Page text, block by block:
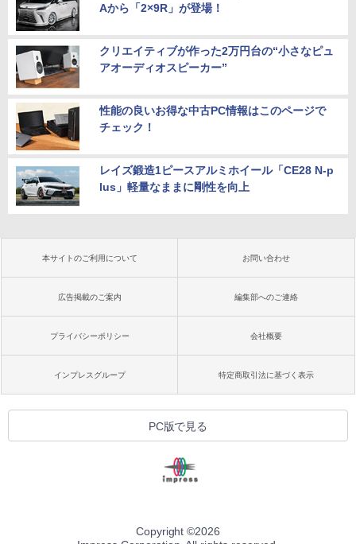
Aから「2×9R」が登場！
クリエイティブが作った2万円台の“小さなピュ
アオーディオスピーカー”
性能の良いお得な中古PC情報はこのページで
チェック！
レイズ鍛造1ピースアルミホイール「CE28 N-p
lus」軽量なままに剛性を向上
本サイトのご利用について お問い合わせ
広告掲載のご案内 編集部へのご連絡
プライバシーポリシー 会社概要
インプレスグループ 特定商取引法に基づく表示
PC版で見る
Copyright ©2026